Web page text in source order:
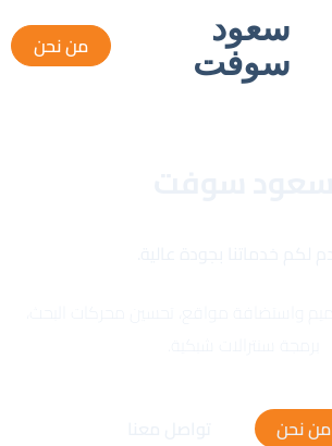
سعود
سوفت
من نحن
من نحن